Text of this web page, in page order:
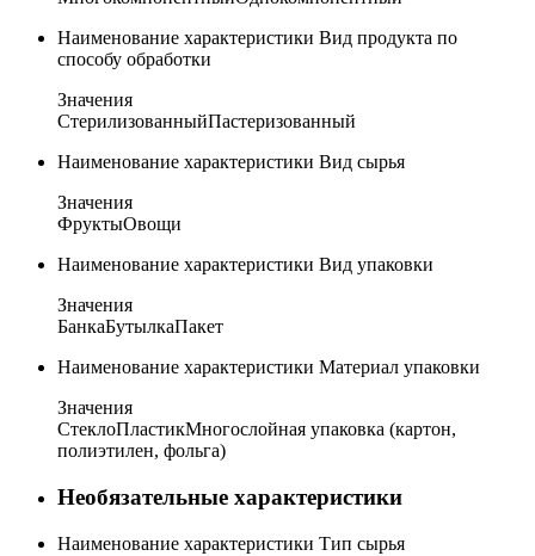
Наименование характеристики Вид продукта по
способу обработки
Значения
СтерилизованныйПастеризованный
Наименование характеристики Вид сырья
Значения
ФруктыОвощи
Наименование характеристики Вид упаковки
Значения
БанкаБутылкаПакет
Наименование характеристики Материал упаковки
Значения
СтеклоПластикМногослойная упаковка (картон,
полиэтилен, фольга)
Необязательные характеристики
Наименование характеристики Тип сырья